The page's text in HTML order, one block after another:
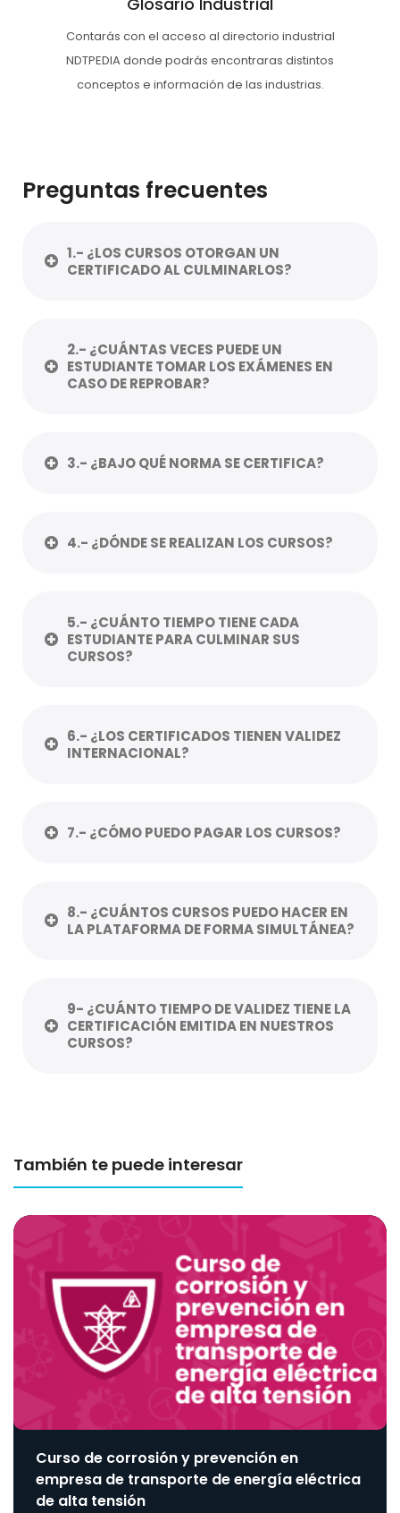
Contarás con el acceso al directorio industrial
NDTPEDIA donde podrás encontraras distintos
conceptos e información de las industrias.
Preguntas frecuentes
1.- ¿LOS CURSOS OTORGAN UN
CERTIFICADO AL CULMINARLOS?
2.- ¿CUÁNTAS VECES PUEDE UN
ESTUDIANTE TOMAR LOS EXÁMENES EN
CASO DE REPROBAR?
3.- ¿BAJO QUÉ NORMA SE CERTIFICA?
4.- ¿DÓNDE SE REALIZAN LOS CURSOS?
5.- ¿CUÁNTO TIEMPO TIENE CADA
ESTUDIANTE PARA CULMINAR SUS
CURSOS?
6.- ¿LOS CERTIFICADOS TIENEN VALIDEZ
INTERNACIONAL?
7.- ¿CÓMO PUEDO PAGAR LOS CURSOS?
8.- ¿CUÁNTOS CURSOS PUEDO HACER EN
LA PLATAFORMA DE FORMA SIMULTÁNEA?
9- ¿CUÁNTO TIEMPO DE VALIDEZ TIENE LA
CERTIFICACIÓN EMITIDA EN NUESTROS
CURSOS?
También te puede interesar
Curso de corrosión y prevención en
empresa de transporte de energía eléctrica
de alta tensión